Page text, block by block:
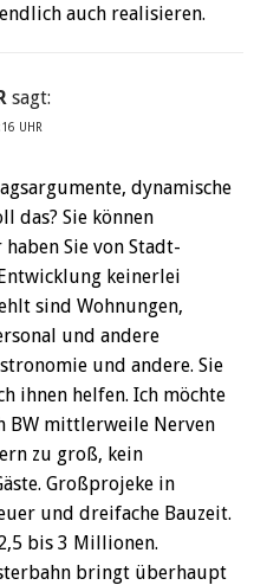
auch realisieren.
sagt:
UHR
dynamische
das? Sie können
Sie von Stadt-
keinerlei
sind Wohnungen,
und andere
und andere. Sie
ihnen helfen. Ich möchte
BW mittlerweile Nerven
zu groß, kein
Großprojeke in
und dreifache Bauzeit.
bis 3 Millionen.
bringt überhaupt